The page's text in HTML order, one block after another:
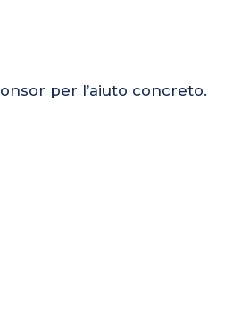
per l’aiuto concreto.